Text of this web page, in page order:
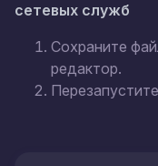
сетевых служб
Сохраните
редактор.